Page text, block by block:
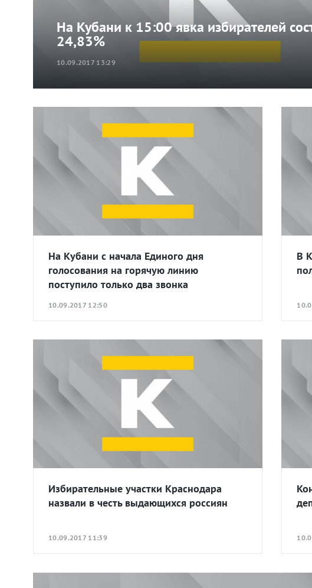
На Кубани к 15:00 явка избирателей
24,83%
10.09.2017 13:29
На Кубани с начала Единого дня
голосования на горячую линию
поступило только два звонка
10.09.2017 12:50
В
Избирательные участки Краснодара
назвали в честь выдающихся россиян
10.09.2017 11:39